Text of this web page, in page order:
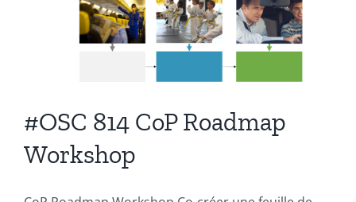
#OSC 814 CoP Roadmap
Workshop